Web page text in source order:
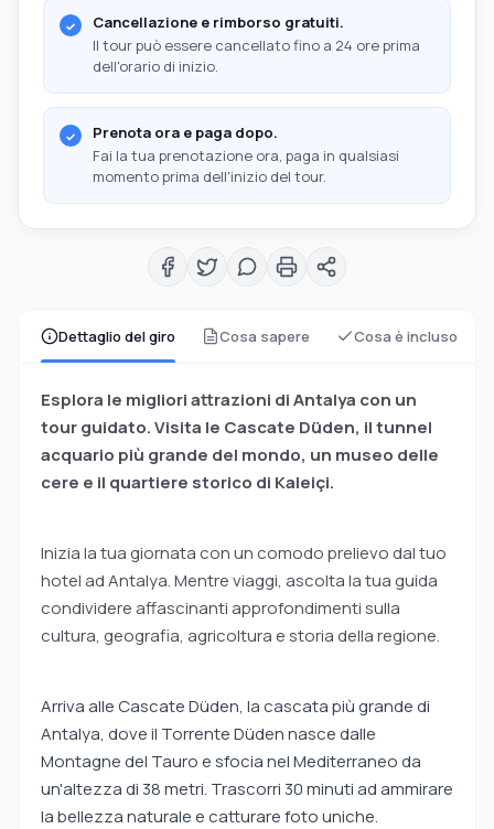
Dettaglio del giro Cosa sapere Cosa è incluso
Esplora le migliori attrazioni di Antalya con un
tour guidato. Visita le Cascate Düden, il tunnel
acquario più grande del mondo, un museo delle
cere e il quartiere storico di Kaleiçi.
Inizia la tua giornata con un comodo prelievo dal tuo
hotel ad Antalya. Mentre viaggi, ascolta la tua guida
condividere affascinanti approfondimenti sulla
cultura, geografia, agricoltura e storia della regione.
Arriva alle Cascate Düden, la cascata più grande di
Antalya, dove il Torrente Düden nasce dalle
Montagne del Tauro e sfocia nel Mediterraneo da
un'altezza di 38 metri. Trascorri 30 minuti ad ammirare
la bellezza naturale e catturare foto uniche.
Cancellazione e rimborso gratuiti.
Il tour può essere cancellato fino a 24 ore prima
dell'orario di inizio.
Prenota ora e paga dopo.
Fai la tua prenotazione ora, paga in qualsiasi
momento prima dell'inizio del tour.